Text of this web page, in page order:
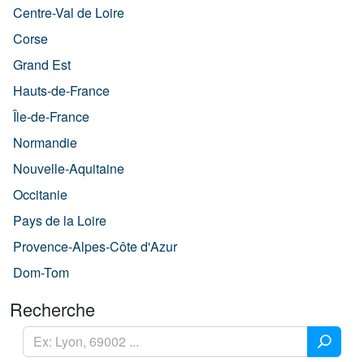
Centre-Val de Loire
Corse
Grand Est
Hauts-de-France
Île-de-France
Normandie
Nouvelle-Aquitaine
Occitanie
Pays de la Loire
Provence-Alpes-Côte d'Azur
Dom-Tom
Recherche